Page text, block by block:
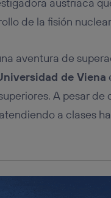
de la fisión
aventura de
de Viena
A pesar de
a clases
de los
más personalizado, ya que
móvil.
“Administrar
de privacidad de